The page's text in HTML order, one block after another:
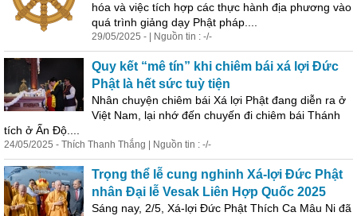
hóa và việc tích hợp các thực hành địa phương vào
quá trình giảng dạy Phật pháp....
29/05/2025 - | Nguồn tin : -/-
Quy kết “mê tín” khi chiêm bái xá lợi Đức
Phật là hết sức tuỳ tiện
Nhân chuyện chiêm bái Xá lợi Phật đang diễn ra ở
Việt Nam, lại nhớ đến chuyến đi chiêm bái Thánh
tích ở Ấn Độ....
24/05/2025 - Thích Thanh Thắng | Nguồn tin : -/-
Trọng thể lễ cung nghinh Xá-lợi Đức Phật
nhân Đại lễ Vesak Liên Hợp Quốc 2025
Sáng nay, 2/5, Xá-lợi Đức Phật Thích Ca Mâu Ni đã